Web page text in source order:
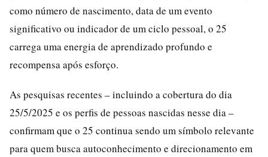
como número de nascimento, data de um evento
significativo ou indicador de um ciclo pessoal, o 25
carrega uma energia de aprendizado profundo e
recompensa após esforço.
As pesquisas recentes – incluindo a cobertura do dia
25/5/2025 e os perfis de pessoas nascidas nesse dia –
confirmam que o 25 continua sendo um símbolo relevante
para quem busca autoconhecimento e direcionamento em